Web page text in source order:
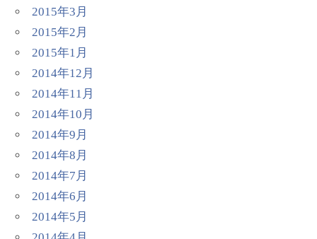
2015年3月
2015年2月
2015年1月
2014年12月
2014年11月
2014年10月
2014年9月
2014年8月
2014年7月
2014年6月
2014年5月